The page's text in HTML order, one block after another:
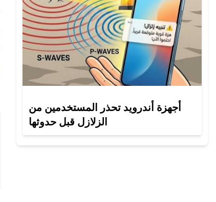
أجهزة أندرويد تحذر المستخدمين من
الزلازل قبل حدوثها